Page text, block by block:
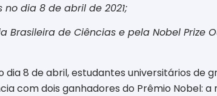
dia 8 de abril de 2021;
Brasileira de Ciências e pela Nobel Prize
dia 8 de abril, estudantes universitários de
com dois ganhadores do Prêmio Nobel: